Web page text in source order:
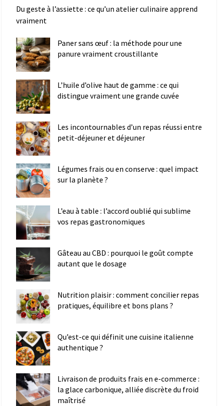
Du geste à l’assiette : ce qu’un atelier culinaire apprend
vraiment
Paner sans œuf : la méthode pour une
panure vraiment croustillante
L’huile d’olive haut de gamme : ce qui
distingue vraiment une grande cuvée
Les incontournables d’un repas réussi entre
petit-déjeuner et déjeuner
Légumes frais ou en conserve : quel impact
sur la planète ?
L’eau à table : l’accord oublié qui sublime
vos repas gastronomiques
Gâteau au CBD : pourquoi le goût compte
autant que le dosage
Nutrition plaisir : comment concilier repas
pratiques, équilibre et bons plans ?
Qu’est-ce qui définit une cuisine italienne
authentique ?
Livraison de produits frais en e-commerce :
la glace carbonique, alliée discrète du froid
maîtrisé